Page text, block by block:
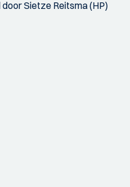
Sietze Reitsma (HP)